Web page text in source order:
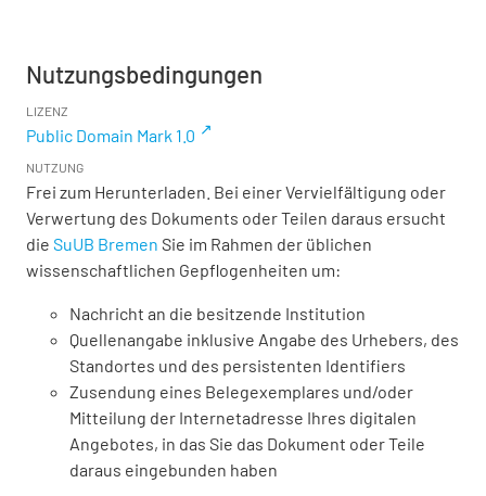
Nutzungsbedingungen
LIZENZ
Public Domain Mark 1.0
NUTZUNG
Frei zum Herunterladen. Bei einer Vervielfältigung oder
Verwertung des Dokuments oder Teilen daraus ersucht
die SuUB Bremen Sie im Rahmen der üblichen
wissenschaftlichen Gepflogenheiten um:
Nachricht an die besitzende Institution
Quellenangabe inklusive Angabe des Urhebers, des
Standortes und des persistenten Identifiers
Zusendung eines Belegexemplares und/oder
Mitteilung der Internetadresse Ihres digitalen
Angebotes, in das Sie das Dokument oder Teile
daraus eingebunden haben